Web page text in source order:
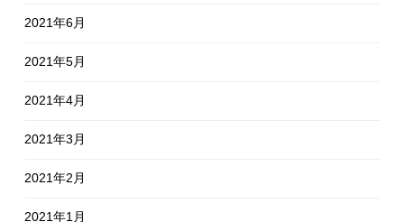
2021年6月
2021年5月
2021年4月
2021年3月
2021年2月
2021年1月